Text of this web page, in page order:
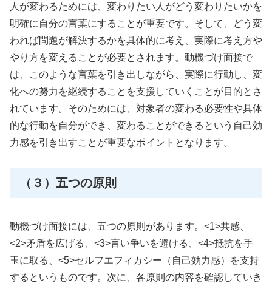
人が変わるためには、変わりたい人がどう変わりたいかを
明確に自分の言葉にすることが重要です。そして、どう変
われば問題が解決するかを具体的に考え、実際に考え方や
やり方を変えることが必要とされます。動機づけ面接で
は、このような言葉を引き出しながら、実際に行動し、変
化への努力を継続することを支援していくことが目的とさ
れています。そのためには、対象者の変わる必要性や具体
的な行動を自分ができ、変わることができるという自己効
力感を引き出すことが重要なポイントとなります。
（３）五つの原則
動機づけ面接には、五つの原則があります。<1>共感、
<2>矛盾を広げる、<3>言い争いを避ける、<4>抵抗を手
玉に取る、<5>セルフエフィカシー（自己効力感）を支持
するというものです。次に、各原則の内容を確認していき